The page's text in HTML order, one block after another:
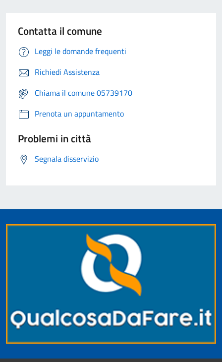
Contatta il comune
Leggi le domande frequenti
Richiedi Assistenza
Chiama il comune 05739170
Prenota un appuntamento
Problemi in città
Segnala disservizio